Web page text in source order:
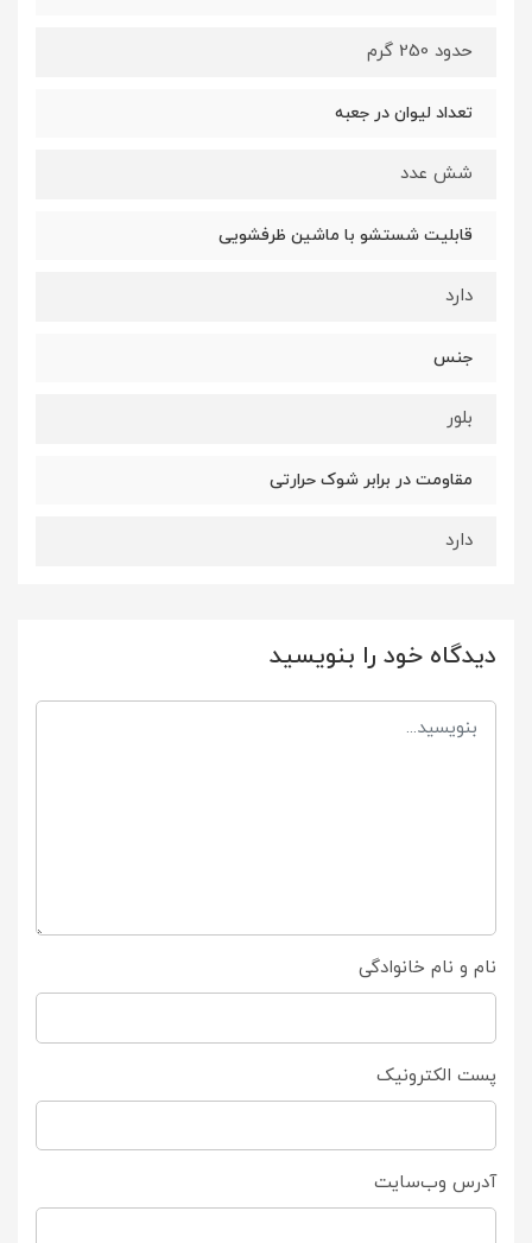
حدود 250 گرم
تعداد لیوان در جعبه
شش عدد
قابلیت شستشو با ماشین ظرفشویی
دارد
جنس
بلور
مقاومت در برابر شوک حرارتی
دارد
دیدگاه خود را بنویسید
نام و نام خانوادگی
پست الکترونیک
آدرس وب‌سایت